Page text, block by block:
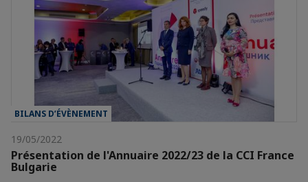
BILANS D’ÉVÈNEMENT
19/05/2022
Présentation de l'Annuaire 2022/23 de la CCI France
Bulgarie